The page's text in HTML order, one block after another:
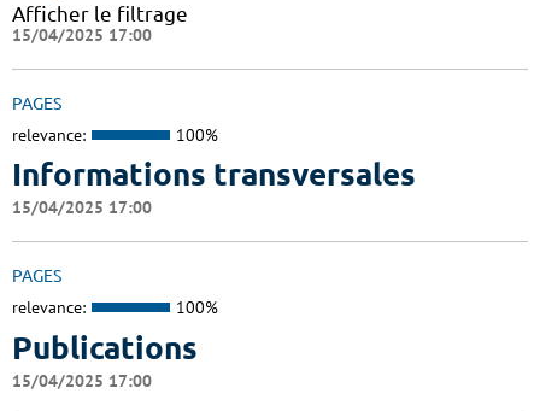
Afficher le filtrage
15/04/2025 17:00
PAGES
relevance: 100%
Informations transversales
15/04/2025 17:00
PAGES
relevance: 100%
Publications
15/04/2025 17:00